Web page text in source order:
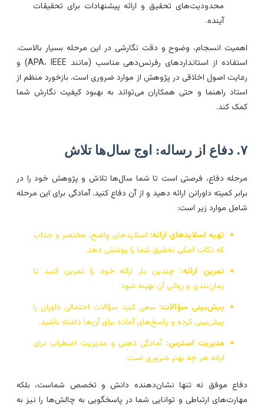
محدودیت‌های تحقیق و ارائه پیشنهادات برای تحقیقات
انسجام، وضوح و دقت نگارشی در این مرحله بسیار بالاست.
استفاده از استانداردهای رفرنس‌دهی مناسب (مانند APA، IEEE) و
اصول اخلاقی در پژوهش از موارد ضروری است. بازخورد منظم از
راهنما و حتی همکاران می‌تواند به بهبود کیفیت نگارش شما
کند.
دفاع، فرصتی است تا شما سال‌ها تلاش و پژوهش خود را در
کمیته داورانن ارائه دهید و از آن دفاع کنید. آمادگی برای این مرحله
موارد زیر است:
تهیه اسلاید‌های ارائه: اسلایدهای واضح، مختصر و جذاب
که نکات اصلی تحقیق شما را پوشش دهد.
تمرین ارائه: چندین بار ارائه خود را تمرین کنید تا
زمان‌بندی و روانی آن بهینه شود.
پیش‌بینی سؤالات:سعی کنید سؤالات احتمالی داوران را
پیش‌بینی کرده و پاسخ‌های آماده برای آن‌ها داشته باشید.
مدیریت استرس:آمادگی ذهنی و مدیریت اضطراب برای
ارائه هر چه بهتر ضروری است.
موفق نه تنها نشان‌دهنده دانش و تخصص شماست، بلکه
ارتباطی و توانایی شما در پاسخگویی به چالش‌ها را نیز به